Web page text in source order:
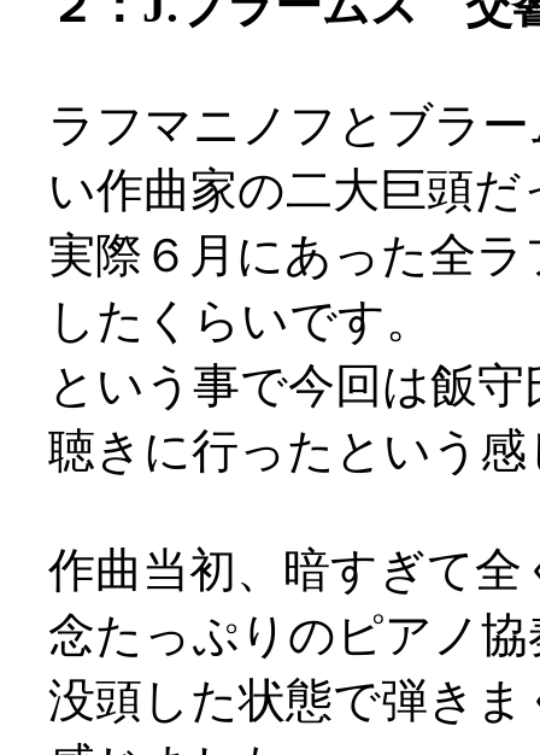
ラフマニノフとブラ
い作曲家の二大巨頭だ
実際６月にあった全
したくらいです。
という事で今回は飯
聴きに行ったという感
作曲当初、暗すぎて
念たっぷりのピアノ
没頭した状態で弾き